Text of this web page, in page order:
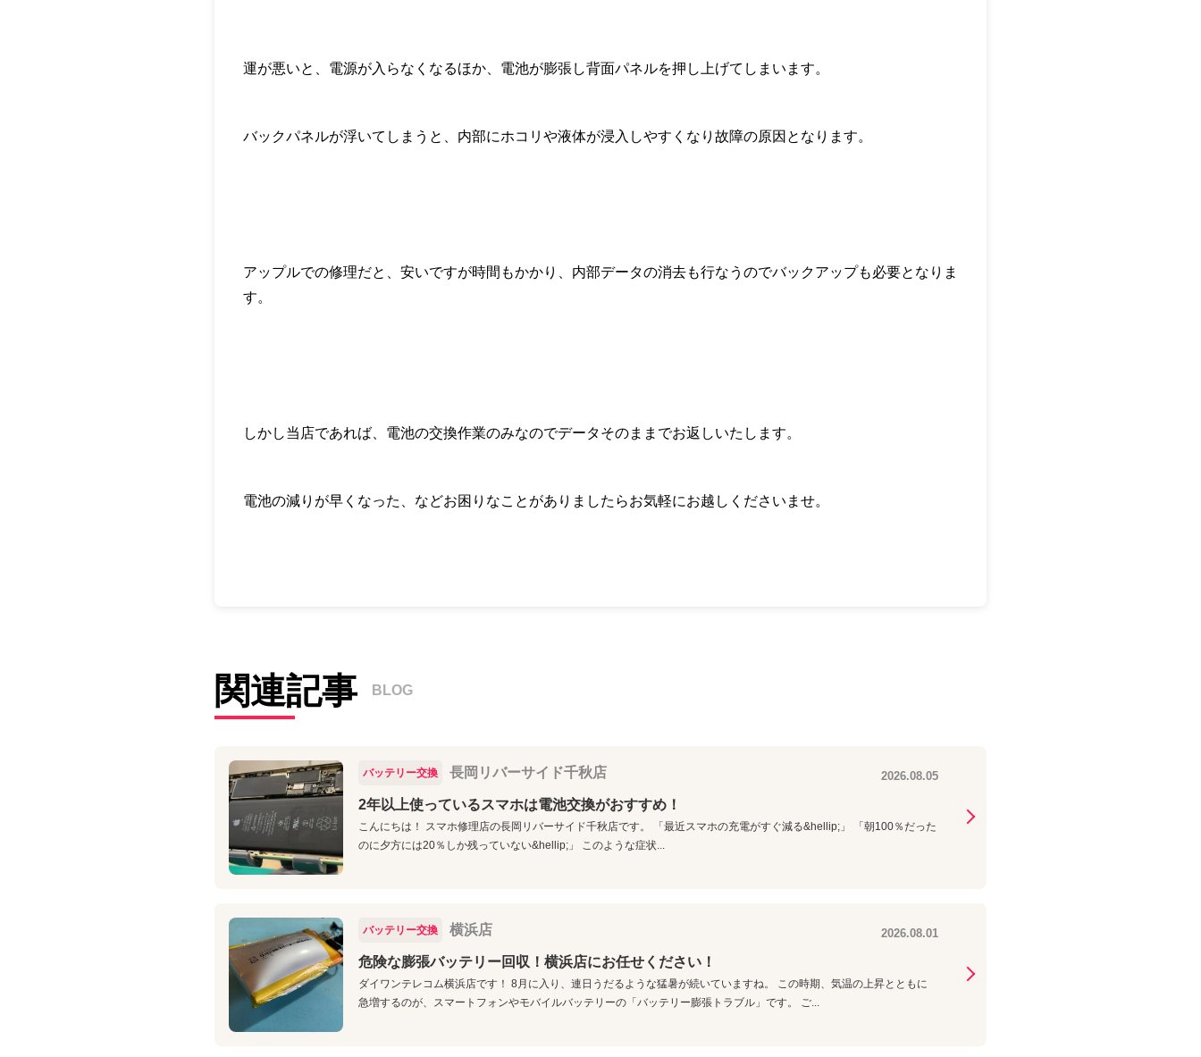
運が悪いと、電源が入らなくなるほか、電池が膨張し背面パネルを押し上げてしまいます。
バックパネルが浮いてしまうと、内部にホコリや液体が浸入しやすくなり故障の原因となります。
アップルでの修理だと、安いですが時間もかかり、内部データの消去も行なうのでバックアップも必要となりま
す。
しかし当店であれば、電池の交換作業のみなのでデータそのままでお返しいたします。
電池の減りが早くなった、などお困りなことがありましたらお気軽にお越しくださいませ。
関連記事 BLOG
バッテリー交換 長岡リバーサイド千秋店 2026.08.05
2年以上使っているスマホは電池交換がおすすめ！
こんにちは！ スマホ修理店の長岡リバーサイド千秋店です。 「最近スマホの充電がすぐ減る&hellip;」 「朝100％だった
のに夕方には20％しか残っていない&hellip;」 このような症状...
バッテリー交換 横浜店 2026.08.01
危険な膨張バッテリー回収！横浜店にお任せください！
ダイワンテレコム横浜店です！ 8月に入り、連日うだるような猛暑が続いていますね。 この時期、気温の上昇とともに
急増するのが、スマートフォンやモバイルバッテリーの「バッテリー膨張トラブル」です。 ご...